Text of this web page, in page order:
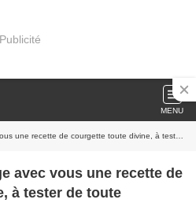
Publicité
MENU
de courgette salé, un gâteau où il y a très peu de pâte et où le goût de la courgette est préservé au possible. J’ai déjà validé le test en version sucrée avec le gâteau …
avec vous une recette de
à tester de toute